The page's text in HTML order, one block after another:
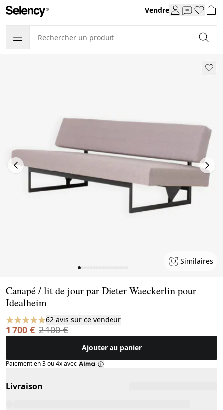
Vendre
Similaires
Canapé / lit de jour par Dieter Waeckerlin pour
Idealheim
62 avis sur ce vendeur
1 700 € 2 100 €
Ajouter au panier
Paiement en 3 ou 4x avec
Livraison